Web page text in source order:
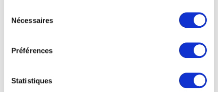
Nécessaires
Préférences
Statistiques